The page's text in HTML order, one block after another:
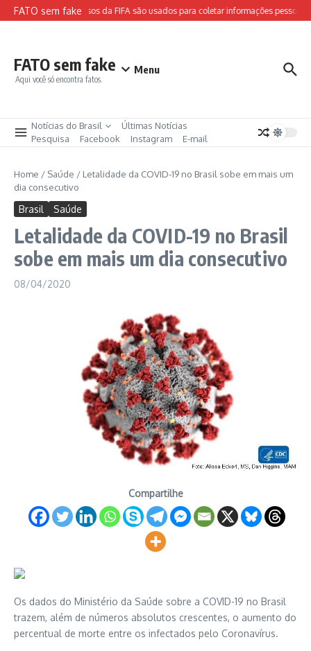
Ir para o conteúdo
FATO sem fakeSites falsos da FIFA são usados para coletar informações pessoais
FATO sem fake
Aqui você só encontra fatos.
Menu
Notícias do Brasil
Últimas Notícias
Pesquisa
Facebook Instagram E-mail
Home / Saúde / Letalidade da COVID-19 no Brasil sobe em mais um
dia consecutivo
Brasil Saúde
Letalidade da COVID-19 no Brasil
sobe em mais um dia consecutivo
08/04/2020
Compartilhe
Os dados do Ministério da Saúde sobre a COVID-19 no Brasil
trazem, além de números absolutos crescentes, o aumento do
percentual de morte entre os infectados pelo Coronavírus.